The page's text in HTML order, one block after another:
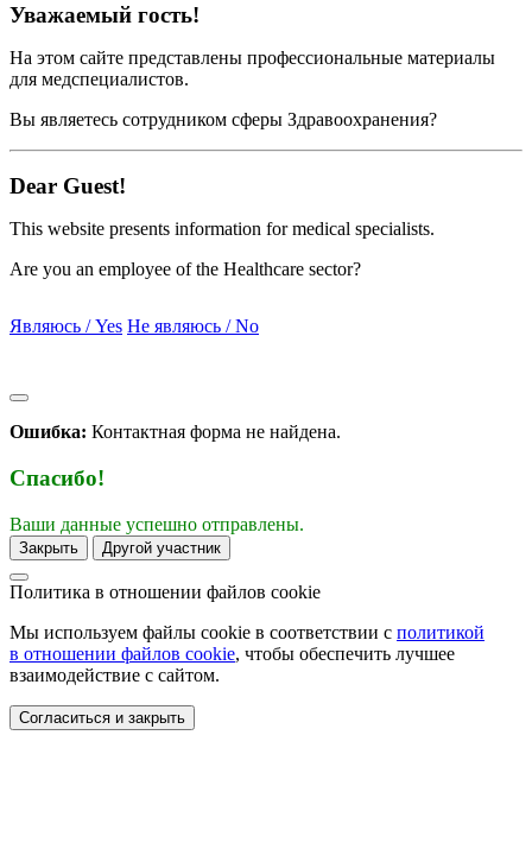
Уважаемый гость!
На этом сайте представлены профессиональные материалы
для медспециалистов.
Вы являетесь сотрудником сферы Здравоохранения?
Dear Guest!
This website presents information for medical specialists.
Are you an employee of the Healthcare sector?
Являюсь / Yes Не являюсь / No
Ошибка: Контактная форма не найдена.
Спасибо!
Ваши данные успешно отправлены.
Закрыть Другой участник
Политика в отношении файлов cookie
Мы используем файлы cookie в соответствии с политикой
в отношении файлов cookie, чтобы обеспечить лучшее
взаимодействие с сайтом.
Согласиться и закрыть